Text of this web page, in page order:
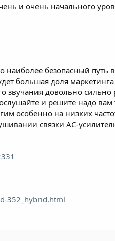
и очень начального
безопасный
большая доля
звучания довольно
и решите надо
особенно на низких
связки АС-
352_hybrid.html